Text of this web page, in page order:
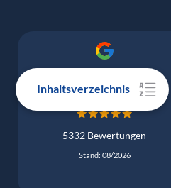
Inhaltsverzeichnis
4.9
5332 Bewertungen
Stand: 08/2026